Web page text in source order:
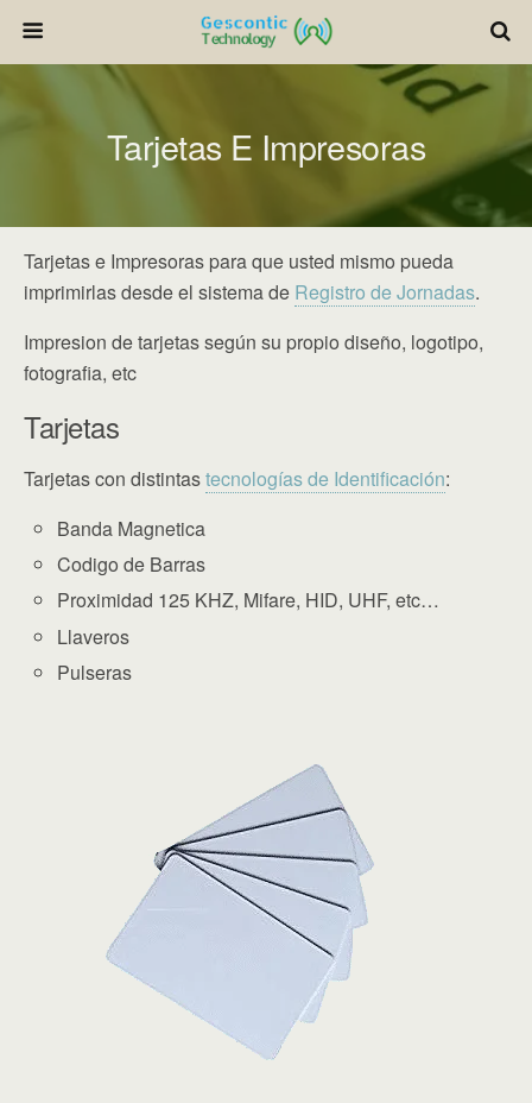
Tarjetas E Impresoras
Tarjetas e Impresoras para que usted mismo pueda
imprimirlas desde el sistema de Registro de Jornadas.
Impresion de tarjetas según su propio diseño, logotipo,
fotografia, etc
Tarjetas
Tarjetas con distintastecnologías de Identificación:
Banda Magnetica
Codigo de Barras
Proximidad 125 KHZ, Mifare, HID, UHF, etc…
Llaveros
Pulseras